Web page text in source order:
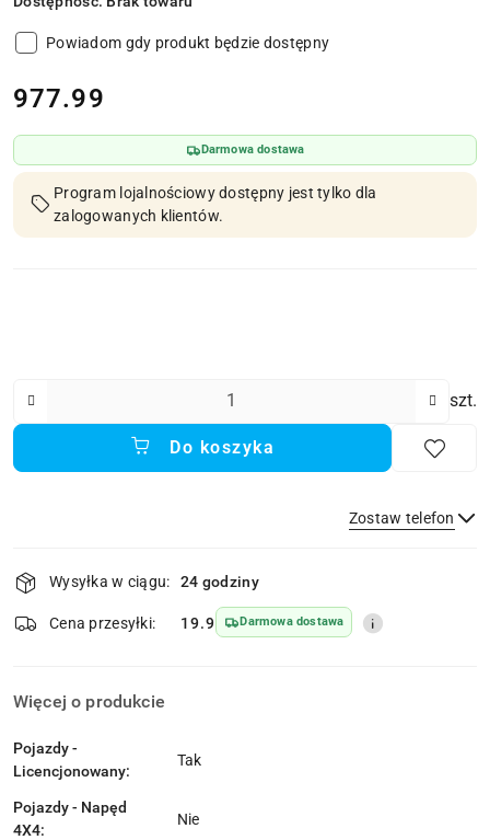
Powiadom gdy produkt będzie dostępny
cena:
977.99
Darmowa dostawa
Program lojalnościowy dostępny jest tylko dla
zalogowanych klientów.
szt.
Do koszyka
Zostaw telefon
Wyślij
i
dostawa
Wysyłka w ciągu: 24 godziny
Cena przesyłki: 19.9 Darmowa dostawa
Więcej o produkcie
Pojazdy -
Licencjonowany:
Tak
Pojazdy - Napęd
4X4:
Nie